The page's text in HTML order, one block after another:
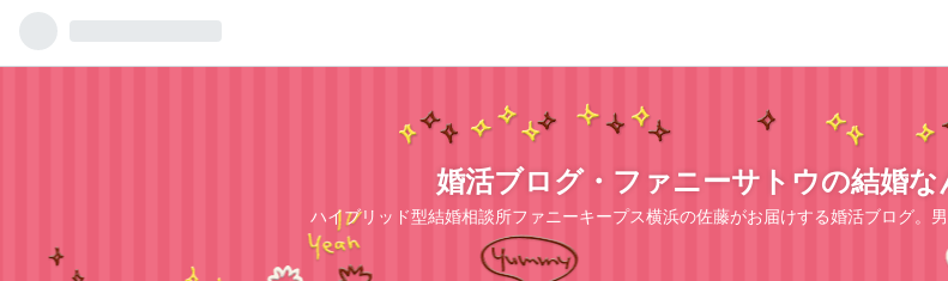
婚活ブログ・ファニーサトウの結婚な
ハイブリッド型結婚相談所ファニーキープス横浜の佐藤がお届けする婚活ブログ。